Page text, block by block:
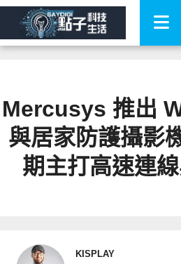
Mercusys 推出
與居家防護攝影
期主打高速連
KISPLAY